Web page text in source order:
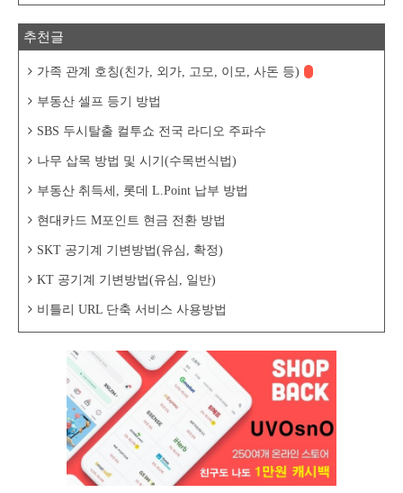
추천글
가족 관계 호칭(친가, 외가, 고모, 이모, 사돈 등)
부동산 셀프 등기 방법
SBS 두시탈출 컬투쇼 전국 라디오 주파수
나무 삽목 방법 및 시기(수목번식법)
부동산 취득세, 롯데 L.Point 납부 방법
현대카드 M포인트 현금 전환 방법
SKT 공기계 기변방법(유심, 확정)
KT 공기계 기변방법(유심, 일반)
비틀리 URL 단축 서비스 사용방법